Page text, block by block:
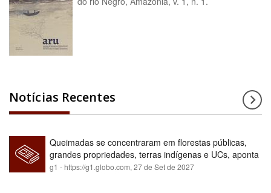
Notícias Recentes
Queimadas se concentraram em florestas públicas,
grandes propriedades, terras indígenas e UCs, aponta
relatório
g1 - https://g1.globo.com,27 de Set de 2027